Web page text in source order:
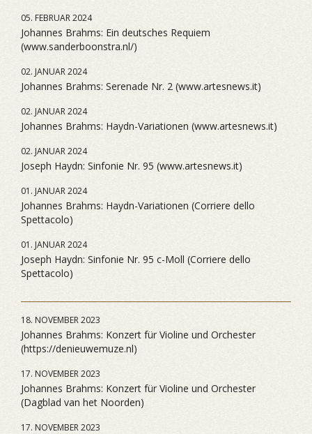
05. FEBRUAR 2024
Johannes Brahms: Ein deutsches Requiem
(www.sanderboonstra.nl/)
02. JANUAR 2024
Johannes Brahms: Serenade Nr. 2 (www.artesnews.it)
02. JANUAR 2024
Johannes Brahms: Haydn-Variationen (www.artesnews.it)
02. JANUAR 2024
Joseph Haydn: Sinfonie Nr. 95 (www.artesnews.it)
01. JANUAR 2024
Johannes Brahms: Haydn-Variationen (Corriere dello
Spettacolo)
01. JANUAR 2024
Joseph Haydn: Sinfonie Nr. 95 c-Moll (Corriere dello
Spettacolo)
18. NOVEMBER 2023
Johannes Brahms: Konzert für Violine und Orchester
(https://denieuwemuze.nl)
17. NOVEMBER 2023
Johannes Brahms: Konzert für Violine und Orchester
(Dagblad van het Noorden)
17. NOVEMBER 2023